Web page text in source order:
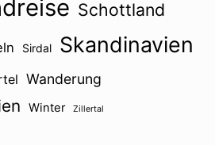
Schottland
Sirdal Skandinavien
Wanderung
Winter Zillertal